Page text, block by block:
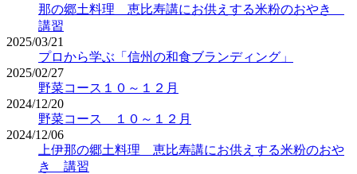
那の郷土料理 恵比寿講にお供えする米粉のおやき
講習
2025/03/21
プロから学ぶ「信州の和食ブランディング」
2025/02/27
野菜コース１０～１２月
2024/12/20
野菜コース １０～１２月
2024/12/06
上伊那の郷土料理 恵比寿講にお供えする米粉のおや
き 講習